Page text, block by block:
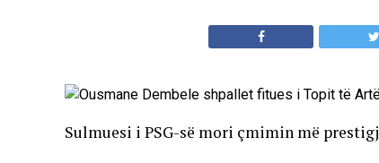
Sulmuesi i PSG-së mori çmimin më